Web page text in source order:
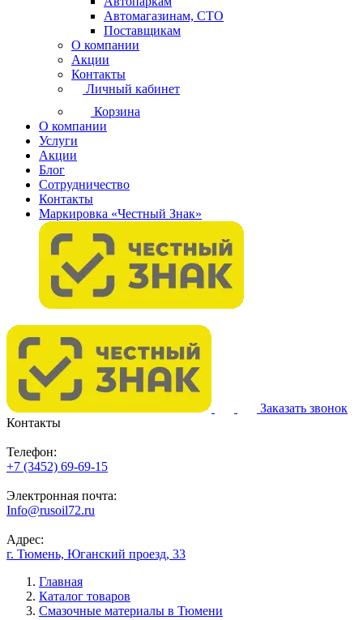
Автомагазинам, СТО
Поставщикам
О компании
Акции
Контакты
Личный кабинет
Корзина
О компании
Услуги
Акции
Блог
Сотрудничество
Контакты
Маркировка «Честный Знак»
Заказать звонок
Контакты
Телефон:
+7 (3452) 69-69-15
Электронная почта:
Info@rusoil72.ru
Адрес:
г. Тюмень, Юганский проезд, 33
Главная
Каталог товаров
Смазочные материалы в Тюмени